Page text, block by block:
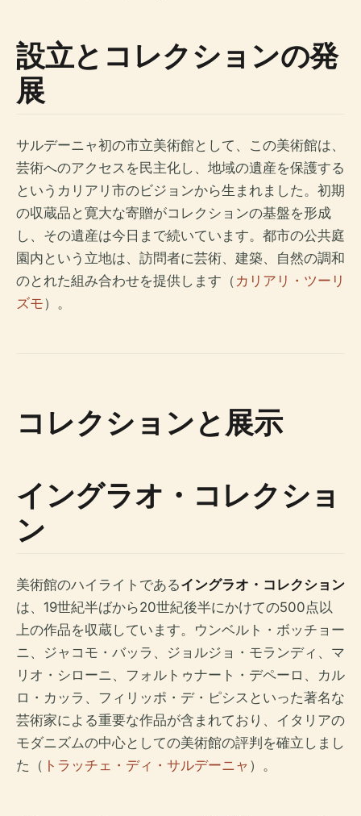
設立とコレクションの発
展
サルデーニャ初の市立美術館として、この美術館は、
芸術へのアクセスを民主化し、地域の遺産を保護する
というカリアリ市のビジョンから生まれました。初期
の収蔵品と寛大な寄贈がコレクションの基盤を形成
し、その遺産は今日まで続いています。都市の公共庭
園内という立地は、訪問者に芸術、建築、自然の調和
のとれた組み合わせを提供します（ カリアリ・ツーリ
ズモ）。
コレクションと展示
イングラオ・コレクショ
ン
美術館のハイライトであるイングラオ・コレクション
は、19世紀半ばから20世紀後半にかけての500点以
上の作品を収蔵しています。ウンベルト・ボッチョー
ニ、ジャコモ・バッラ、ジョルジョ・モランディ、マ
リオ・シローニ、フォルトゥナート・デペーロ、カル
ロ・カッラ、フィリッポ・デ・ピシスといった著名な
芸術家による重要な作品が含まれており、イタリアの
モダニズムの中心としての美術館の評判を確立しまし
た（ トラッチェ・ディ・サルデーニャ ）。